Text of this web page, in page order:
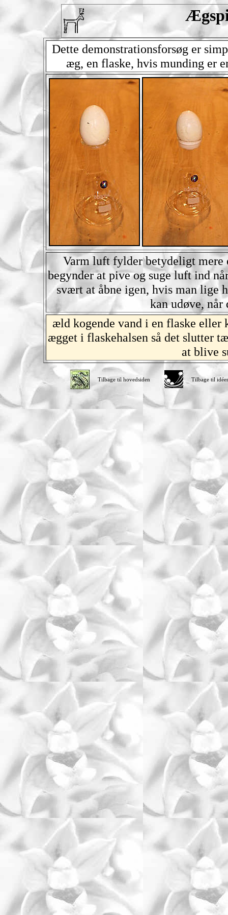
Dette demonstrationsforsøg er
æg, en flaske, hvis munding er
Varm luft fylder betydeligt mere
begynder at pive og suge luft ind
svært at åbne igen, hvis man lige
kan udøve, når
æld kogende vand i en flaske eller
ægget i flaskehalsen så det slutter
at blive
Tilbage til hovedsiden Tilbage til idéer